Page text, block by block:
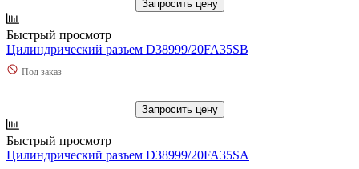
Запросить цену
Быстрый просмотр
Цилиндрический разъем D38999/20FA35SB
Под заказ
Запросить цену
Быстрый просмотр
Цилиндрический разъем D38999/20FA35SA